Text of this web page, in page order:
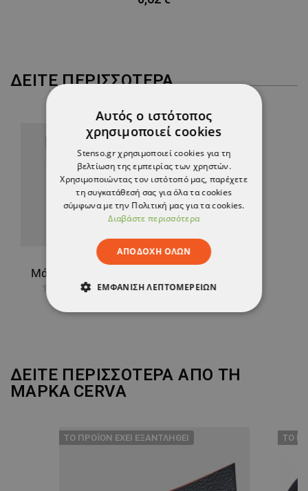
ΔΕΊΤΕ ΠΕΡΙΣΣΌΤΕΡΑ
ΔΕΙΤΕ ΠΕΡΙΣΣΟΤΕΡΑ ΑΠΟ ΤΗ
ΜΑΡΚΑ CERVA
ТΟ ΠΡΟΪΌΝ ΈΧΕΙ ΕΞΑΝΤΛΗΘΕΊ ТΟ
Αυτός ο ιστότοπος
χρησιμοποιεί cookies
Stenso.gr χρησιμοποιεί cookies για τη
βελτίωση της εμπειρίας των χρηστών.
Χρησιμοποιώντας τον ιστότοπό μας, παρέχετε
τη συγκατάθεσή σας για όλα τα cookies
σύμφωνα με την Πολιτική μας για τα cookies.
Διαβάστε περισσότερα
ΑΠΟΔΟΧΉ ΌΛΩΝ
ΕΜΦΆΝΙΣΗ ΛΕΠΤΟΜΕΡΕΙΏΝ
ΛΕΙΤΟΥΡΓΙΚΌΤΗΤΑΣ